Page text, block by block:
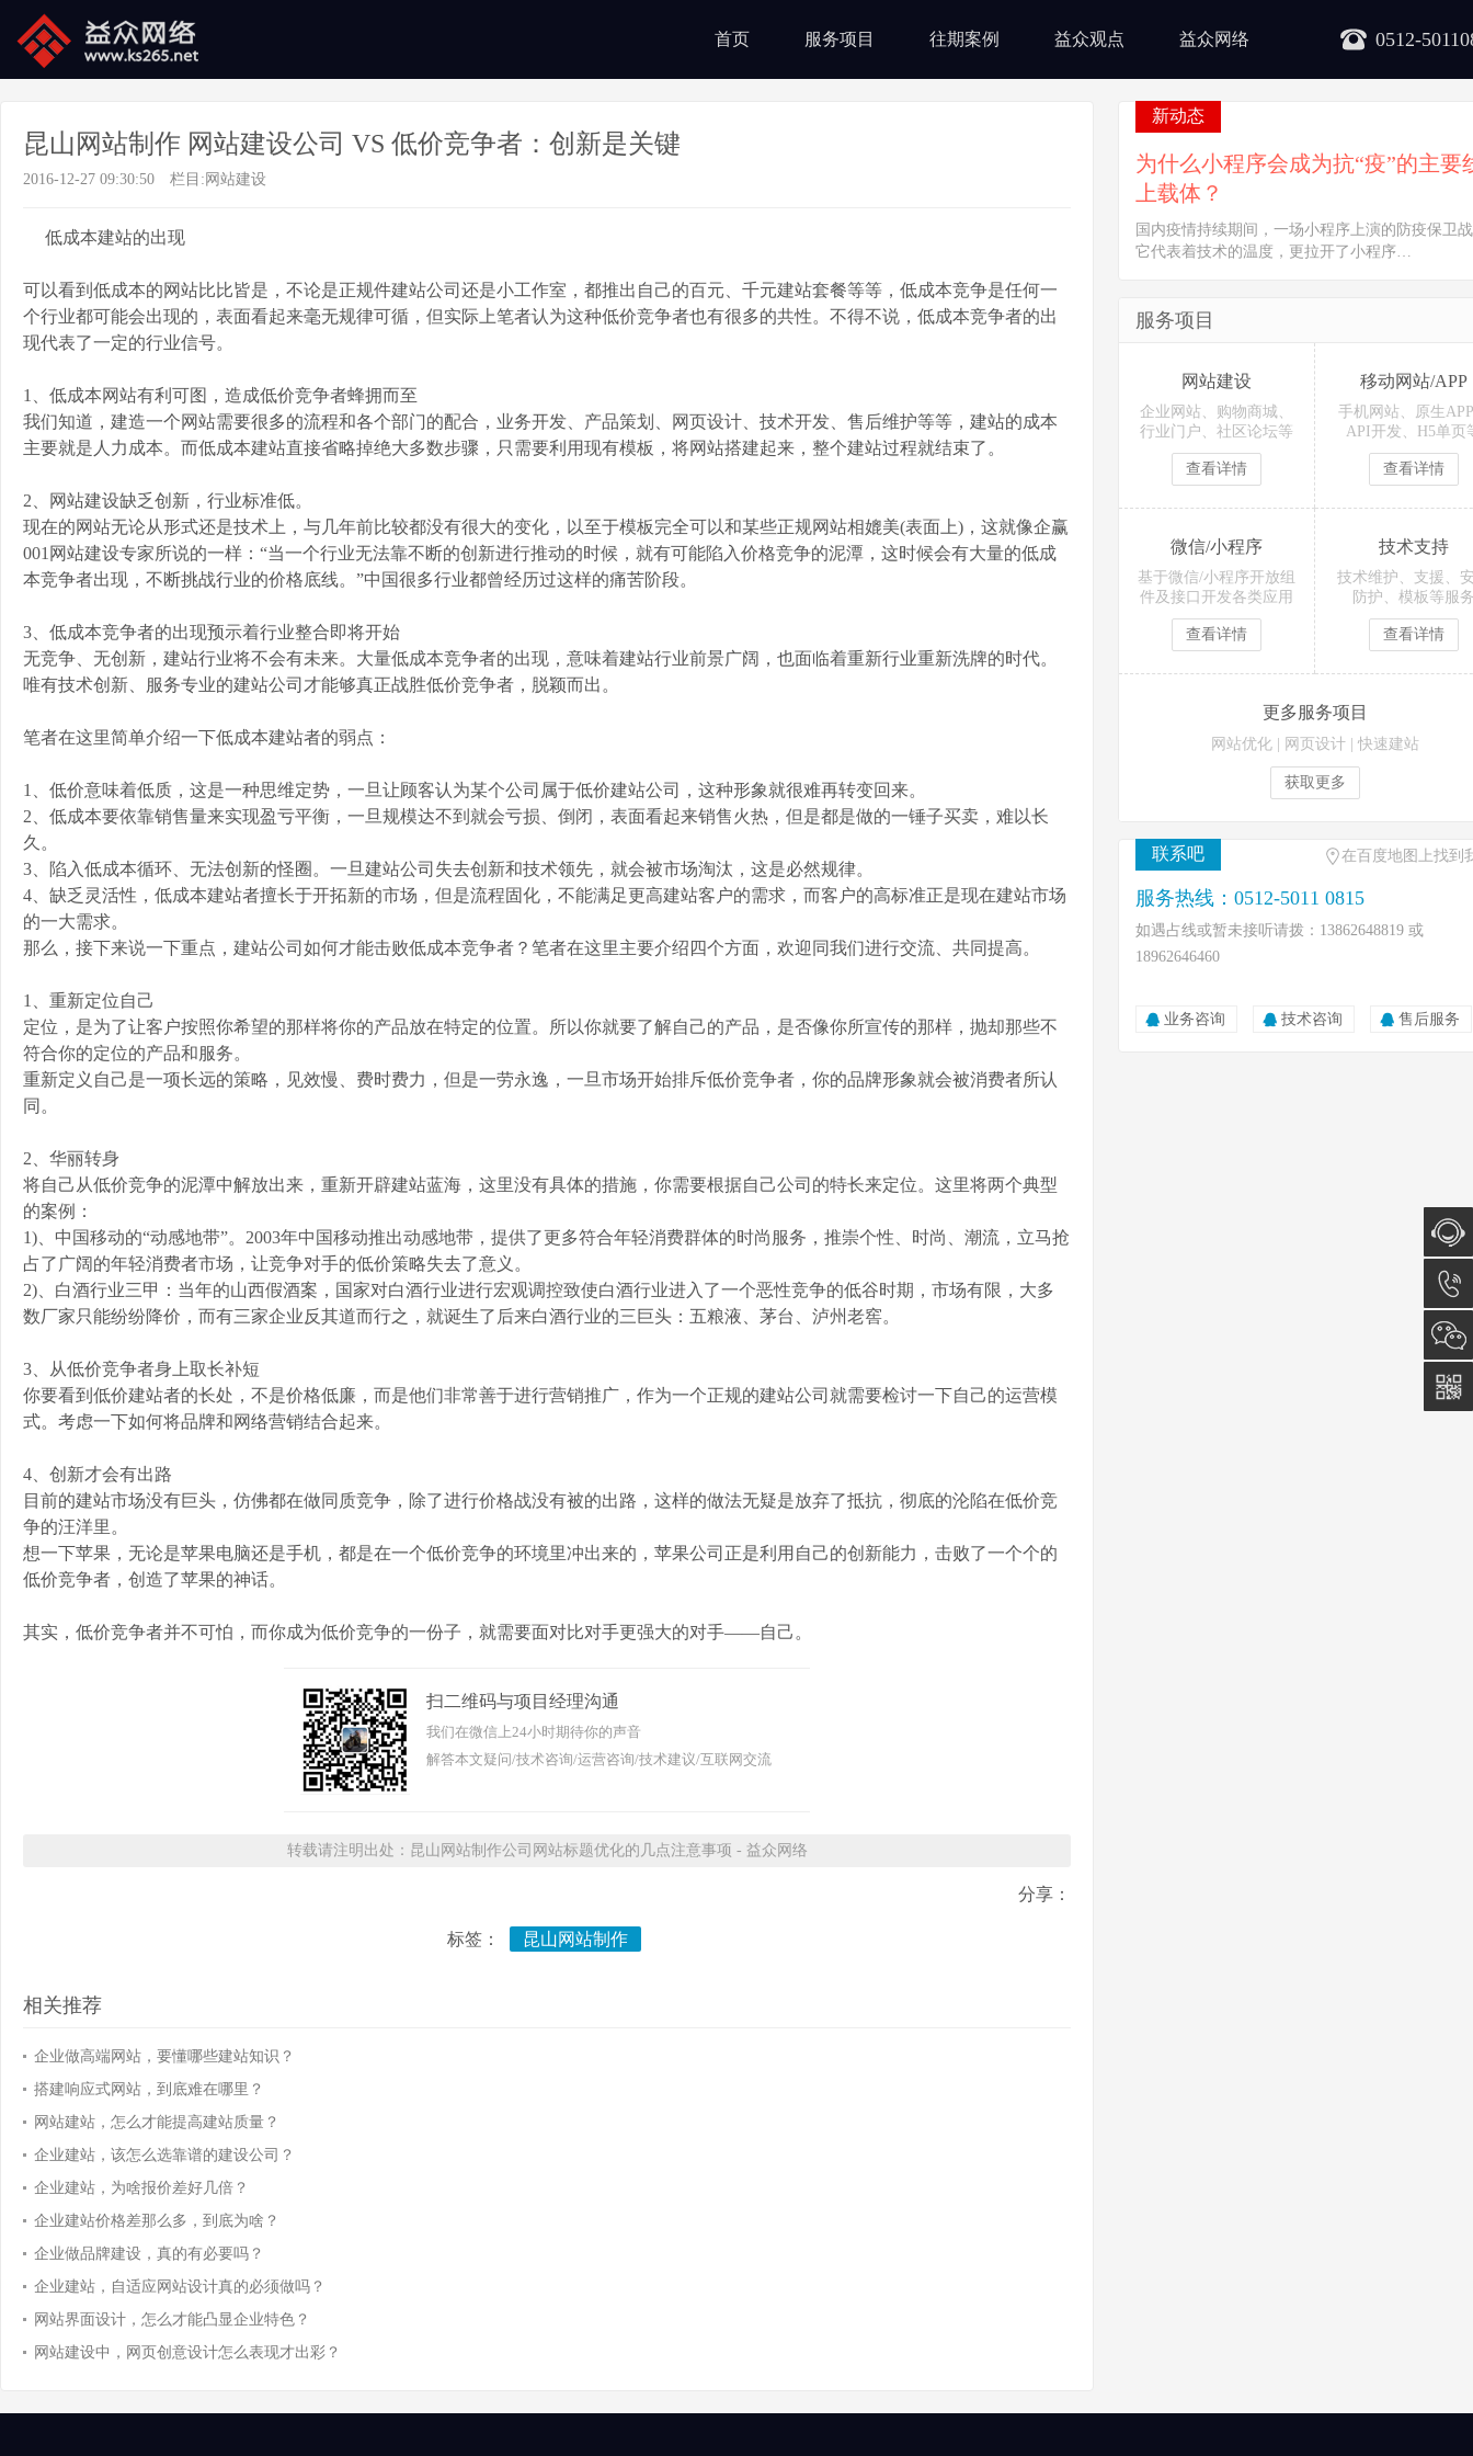
0512-
首页 服务项目 往期案例 益众观点 益众网络
昆山网站制作 网站建设公司 VS 低价竞争者：创新是关键
2016-12-27 09:30:50 栏目: 网站建设
低成本建站的出现
可以看到低成本的网站比比皆是，不论是正规件建站公司还是小工作室，都推出自己的百元、千元建站套餐等等，低成本竞争是任何一
个行业都可能会出现的，表面看起来毫无规律可循，但实际上笔者认为这种低价竞争者也有很多的共性。不得不说，低成本竞争者的出
现代表了一定的行业信号。
1、低成本网站有利可图，造成低价竞争者蜂拥而至
我们知道，建造一个网站需要很多的流程和各个部门的配合，业务开发、产品策划、网页设计、技术开发、售后维护等等，建站的成本
主要就是人力成本。而低成本建站直接省略掉绝大多数步骤，只需要利用现有模板，将网站搭建起来，整个建站过程就结束了。
2、网站建设缺乏创新，行业标准低。
现在的网站无论从形式还是技术上，与几年前比较都没有很大的变化，以至于模板完全可以和某些正规网站相媲美(表面上)，这就像企赢
001网站建设专家所说的一样：“当一个行业无法靠不断的创新进行推动的时候，就有可能陷入价格竞争的泥潭，这时候会有大量的低成
本竞争者出现，不断挑战行业的价格底线。”中国很多行业都曾经历过这样的痛苦阶段。
3、低成本竞争者的出现预示着行业整合即将开始
无竞争、无创新，建站行业将不会有未来。大量低成本竞争者的出现，意味着建站行业前景广阔，也面临着重新行业重新洗牌的时代。
唯有技术创新、服务专业的建站公司才能够真正战胜低价竞争者，脱颖而出。
笔者在这里简单介绍一下低成本建站者的弱点：
1、低价意味着低质，这是一种思维定势，一旦让顾客认为某个公司属于低价建站公司，这种形象就很难再转变回来。
2、低成本要依靠销售量来实现盈亏平衡，一旦规模达不到就会亏损、倒闭，表面看起来销售火热，但是都是做的一锤子买卖，难以长
久。
3、陷入低成本循环、无法创新的怪圈。一旦建站公司失去创新和技术领先，就会被市场淘汰，这是必然规律。
4、缺乏灵活性，低成本建站者擅长于开拓新的市场，但是流程固化，不能满足更高建站客户的需求，而客户的高标准正是现在建站市场
的一大需求。
那么，接下来说一下重点，建站公司如何才能击败低成本竞争者？笔者在这里主要介绍四个方面，欢迎同我们进行交流、共同提高。
1、重新定位自己
定位，是为了让客户按照你希望的那样将你的产品放在特定的位置。所以你就要了解自己的产品，是否像你所宣传的那样，抛却那些不
符合你的定位的产品和服务。
重新定义自己是一项长远的策略，见效慢、费时费力，但是一劳永逸，一旦市场开始排斥低价竞争者，你的品牌形象就会被消费者所认
同。
2、华丽转身
将自己从低价竞争的泥潭中解放出来，重新开辟建站蓝海，这里没有具体的措施，你需要根据自己公司的特长来定位。这里将两个典型
的案例：
1)、中国移动的“动感地带”。2003年中国移动推出动感地带，提供了更多符合年轻消费群体的时尚服务，推崇个性、时尚、潮流，立马抢
占了广阔的年轻消费者市场，让竞争对手的低价策略失去了意义。
2)、白酒行业三甲：当年的山西假酒案，国家对白酒行业进行宏观调控致使白酒行业进入了一个恶性竞争的低谷时期，市场有限，大多
数厂家只能纷纷降价，而有三家企业反其道而行之，就诞生了后来白酒行业的三巨头：五粮液、茅台、泸州老窖。
3、从低价竞争者身上取长补短
你要看到低价建站者的长处，不是价格低廉，而是他们非常善于进行营销推广，作为一个正规的建站公司就需要检讨一下自己的运营模
式。考虑一下如何将品牌和网络营销结合起来。
4、创新才会有出路
目前的建站市场没有巨头，仿佛都在做同质竞争，除了进行价格战没有被的出路，这样的做法无疑是放弃了抵抗，彻底的沦陷在低价竞
争的汪洋里。
想一下苹果，无论是苹果电脑还是手机，都是在一个低价竞争的环境里冲出来的，苹果公司正是利用自己的创新能力，击败了一个个的
低价竞争者，创造了苹果的神话。
其实，低价竞争者并不可怕，而你成为低价竞争的一份子，就需要面对比对手更强大的对手——自己。
扫二维码与项目经理沟通
我们在微信上24小时期待你的声音
解答本文疑问/技术咨询/运营咨询/技术建议/互联网交流
转载请注明出处：昆山网站制作公司网站标题优化的几点注意事项 - 益众网络
分享：
标签： 昆山网站制作
相关推荐
企业做高端网站，要懂哪些建站知识？
搭建响应式网站，到底难在哪里？
网站建站，怎么才能提高建站质量？
企业建站，该怎么选靠谱的建设公司？
企业建站，为啥报价差好几倍？
企业建站价格差那么多，到底为啥？
企业做品牌建设，真的有必要吗？
企业建站，自适应网站设计真的必须做吗？
网站界面设计，怎么才能凸显企业特色？
网站建设中，网页创意设计怎么表现才出彩？
新动态
为什么小程序会成为抗“疫”的主要
上载体？
国内疫情持续期间，一场小程序上演的防疫保卫
它代表着技术的温度，更拉开了小程序…
服务项目
网站建设
企业网站、购物商城、
行业门户、社区论坛等
查看详情
移动网站/APP
手机网站、原生
API开发、H5单页
查看详情
微信/小程序
基于微信/小程序开放组
件及接口开发各类应用
查看详情
技术支持
技术维护、支援、
防护、模板等服
查看详情
更多服务项目
网站优化 网页设计 快速建站
获取更多
联系吧 在百度地图上找到
服务热线：0512-5011 0815
如遇占线或暂未接听请拨：13862648819 或
18962646460
业务咨询 技术咨询 售后服务
在线咨
询
0512-
5011